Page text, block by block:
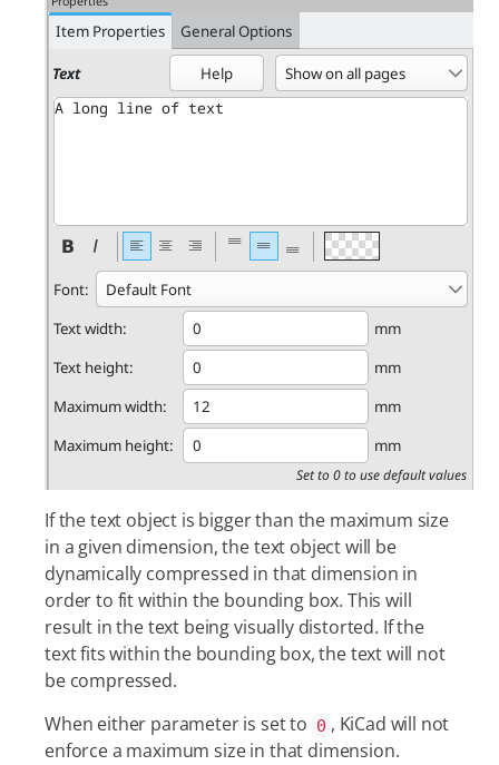
If the text object is bigger than the maximum size
in a given dimension, the text object will be
dynamically compressed in that dimension in
order to fit within the bounding box. This will
result in the text being visually distorted. If the
text fits within the bounding box, the text will not
be compressed.
When either parameter is set to 0 , KiCad will not
enforce a maximum size in that dimension.